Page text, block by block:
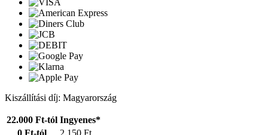
Kiszállítási díj: Magyarország
22.000 Ft-tól Ingyenes*
0 Ft-tól
2.150 Ft